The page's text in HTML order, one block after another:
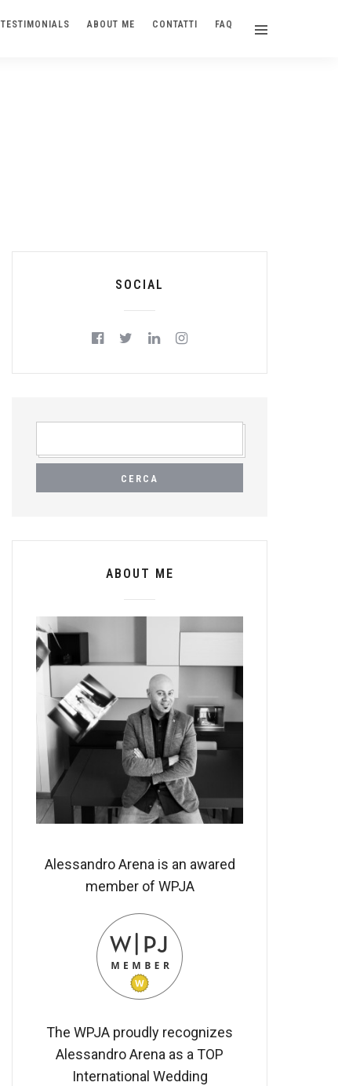
TESTIMONIALS ABOUT ME CONTATTI FAQ
SOCIAL
ABOUT ME
Alessandro Arena is an awared
member of WPJA
The WPJA proudly recognizes
Alessandro Arena as a TOP
International Wedding